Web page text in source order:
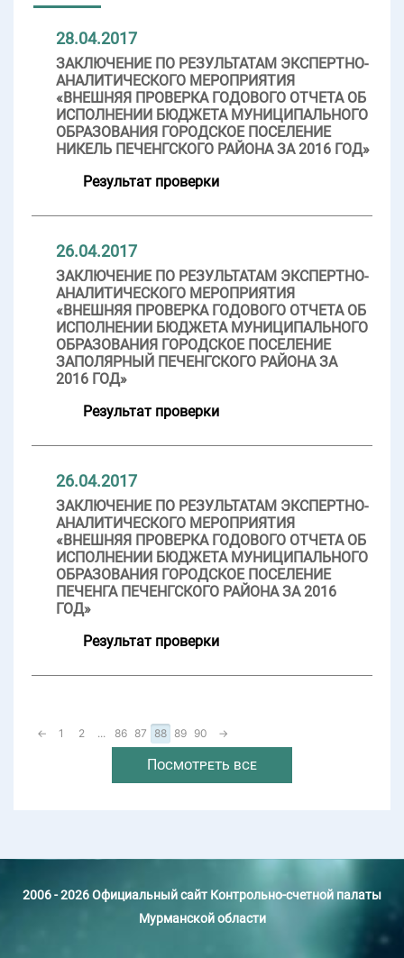
28.04.2017
ЗАКЛЮЧЕНИЕ ПО РЕЗУЛЬТАТАМ ЭКСПЕРТНО-
АНАЛИТИЧЕСКОГО МЕРОПРИЯТИЯ
«ВНЕШНЯЯ ПРОВЕРКА ГОДОВОГО ОТЧЕТА ОБ
ИСПОЛНЕНИИ БЮДЖЕТА МУНИЦИПАЛЬНОГО
ОБРАЗОВАНИЯ ГОРОДСКОЕ ПОСЕЛЕНИЕ
НИКЕЛЬ ПЕЧЕНГСКОГО РАЙОНА ЗА 2016 ГОД»
Результат проверки
26.04.2017
ЗАКЛЮЧЕНИЕ ПО РЕЗУЛЬТАТАМ ЭКСПЕРТНО-
АНАЛИТИЧЕСКОГО МЕРОПРИЯТИЯ
«ВНЕШНЯЯ ПРОВЕРКА ГОДОВОГО ОТЧЕТА ОБ
ИСПОЛНЕНИИ БЮДЖЕТА МУНИЦИПАЛЬНОГО
ОБРАЗОВАНИЯ ГОРОДСКОЕ ПОСЕЛЕНИЕ
ЗАПОЛЯРНЫЙ ПЕЧЕНГСКОГО РАЙОНА ЗА
2016 ГОД»
Результат проверки
26.04.2017
ЗАКЛЮЧЕНИЕ ПО РЕЗУЛЬТАТАМ ЭКСПЕРТНО-
АНАЛИТИЧЕСКОГО МЕРОПРИЯТИЯ
«ВНЕШНЯЯ ПРОВЕРКА ГОДОВОГО ОТЧЕТА ОБ
ИСПОЛНЕНИИ БЮДЖЕТА МУНИЦИПАЛЬНОГО
ОБРАЗОВАНИЯ ГОРОДСКОЕ ПОСЕЛЕНИЕ
ПЕЧЕНГА ПЕЧЕНГСКОГО РАЙОНА ЗА 2016
ГОД»
Результат проверки
← 1 2 ... 86 87 88 89 90 →
Посмотреть все
2006 - 2026 Официальный сайт Контрольно-счетной палаты
Мурманской области